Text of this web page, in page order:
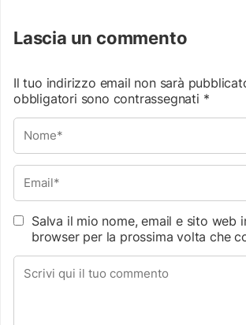
Lascia un commento
Il tuo indirizzo email non sarà
obbligatori sono contrassegnati *
Salva il mio nome, email e sito web
browser per la prossima volta che